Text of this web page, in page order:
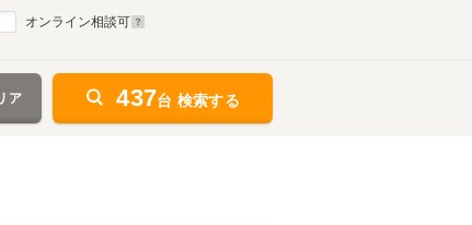
オンライン相談可
ア 437台 検索する